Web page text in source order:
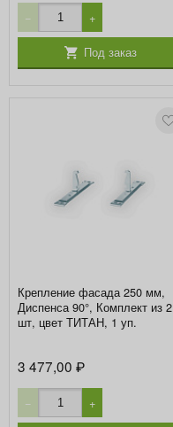
− +
Под заказ
Крепление фасада 250 мм,
Диспенса 90°, Комплект из 2
шт, цвет ТИТАН, 1 уп.
3 477,00₽
− +